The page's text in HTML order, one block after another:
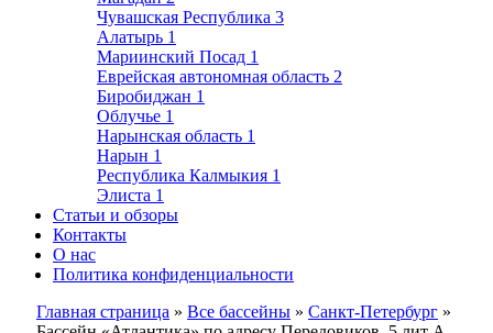
Чувашская Республика 3
Алатырь 1
Мариинский Посад 1
Еврейская автономная область 2
Биробиджан 1
Облучье 1
Нарынская область 1
Нарын 1
Республика Калмыкия 1
Элиста 1
Статьи и обзоры
Контакты
О нас
Политика конфиденциальности
Главная страница » Все бассейны » Санкт-Петербург »